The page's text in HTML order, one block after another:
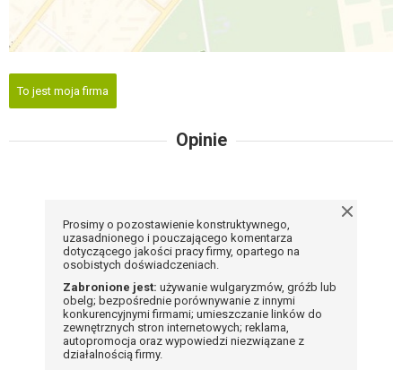
To jest moja firma
Opinie
Prosimy o pozostawienie konstruktywnego,
uzasadnionego i pouczającego komentarza
dotyczącego jakości pracy firmy, opartego na
osobistych doświadczeniach.
Zabronione jest: używanie wulgaryzmów, gróźb lub
obelg; bezpośrednie porównywanie z innymi
konkurencyjnymi firmami; umieszczanie linków do
zewnętrznych stron internetowych; reklama,
autopromocja oraz wypowiedzi niezwiązane z
działalnością firmy.